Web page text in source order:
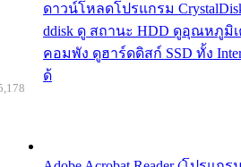
ดาวน์โหลดโปรแกรม
ddisk ดู สถานะ HDD ดูอุณหภูมิ
คอมพัง ดูฮาร์ดดิสก์ SSD ทั้ง
ด้